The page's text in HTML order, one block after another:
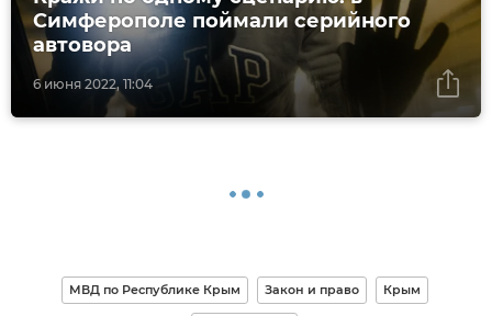
6 июня 2022, 11:04
Симферополе поймали серийного
автовора
МВД по Республике Крым Закон и право Крым